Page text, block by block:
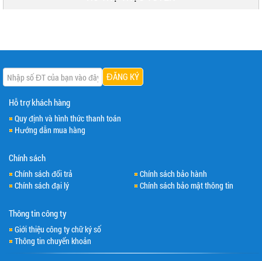
Hỗ trợ khách hàng
Quy định và hình thức thanh toán
Hướng dẫn mua hàng
Chính sách
Chính sách đổi trả
Chính sách bảo hành
Chính sách đại lý
Chính sách bảo mật thông tin
Thông tin công ty
Giới thiệu công ty chữ ký số
Thông tin chuyển khoản